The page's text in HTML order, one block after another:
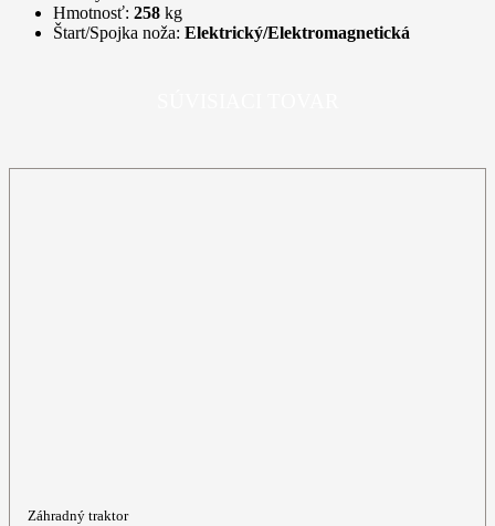
Hmotnosť: 258 kg
Štart/Spojka noža: Elektrický/Elektromagnetická
Záhradný traktor